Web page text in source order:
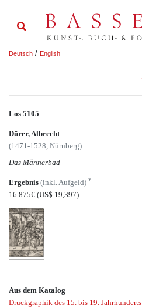
Deutsch / English
Los 5105
Dürer, Albrecht
(1471-1528, Nürnberg)
Das Männerbad
Ergebnis (inkl. Aufgeld) *
16.875€ (US$ 19,397)
Aus dem Katalog
Druckgraphik des 15. bis 19. Jahrhunderts